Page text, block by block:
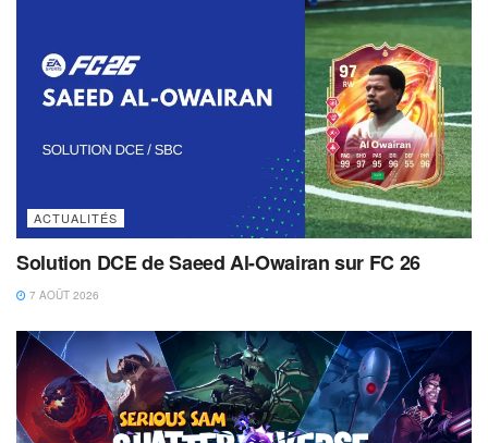
ACTUALITÉS
Solution DCE de Saeed Al-Owairan sur FC 26
7 AOÛT 2026